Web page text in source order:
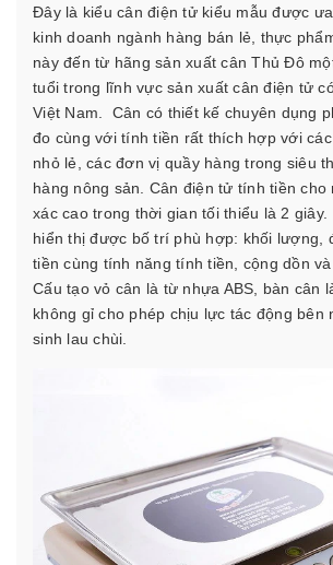
Đây là kiểu cân điện tử kiểu mẫu được
kinh doanh ngành hàng bán lẻ, thực
này đến từ hãng sản xuất cân Thủ Đô
tuổi trong lĩnh vực sản xuất cân điện tử
Việt Nam.
Cân có thiết kế chuyên dụng
đo cùng với tính tiền rất thích hợp với
nhỏ lẻ, các đơn vị quầy hàng trong siêu
hàng nông sản. Cân điện tử tính tiền cho
xác cao trong thời gian tối thiểu là 2 giây.
hiển thị được bố trí phù hợp: khối lượng,
tiền cùng tính năng tính tiền, cộng dồn
Cấu tạo vỏ cân là từ nhựa ABS, bàn cân
không gỉ cho phép chịu lực tác động bên
sinh lau chùi.